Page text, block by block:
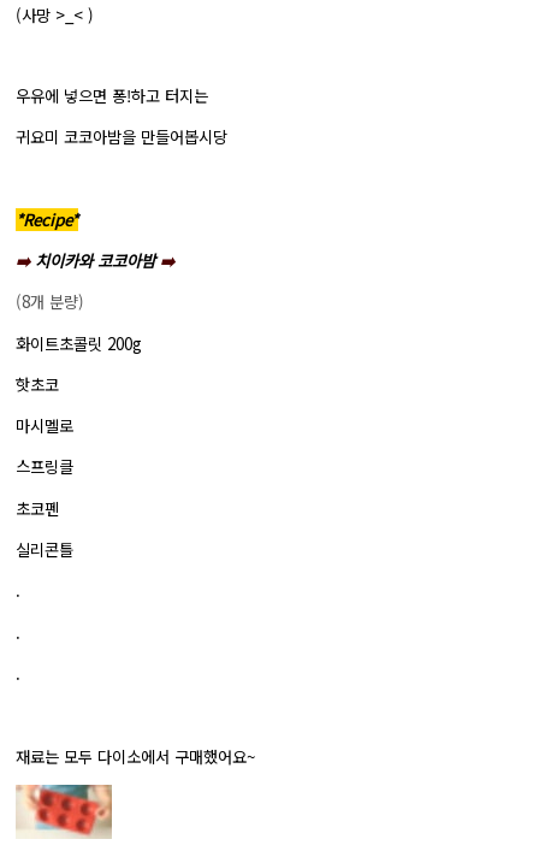
(사망 >_< )
우유에 넣으면 퐁!하고 터지는
귀요미 코코아밤을 만들어봅시당
*Recipe*
➡️치이카와 코코아밤➡️
(8개 분량)
화이트초콜릿 200g
핫초코
마시멜로
스프링클
초코펜
실리콘틀
.
.
.
재료는 모두 다이소에서 구매했어요~